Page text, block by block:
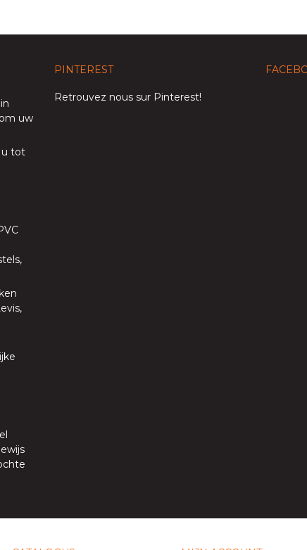
uw
u tot
,
,
PINTEREST
Retrouvez nous sur Pinterest!